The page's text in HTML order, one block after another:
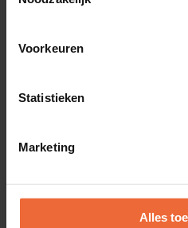
Voorkeuren
Statistieken
Marketing
Alles